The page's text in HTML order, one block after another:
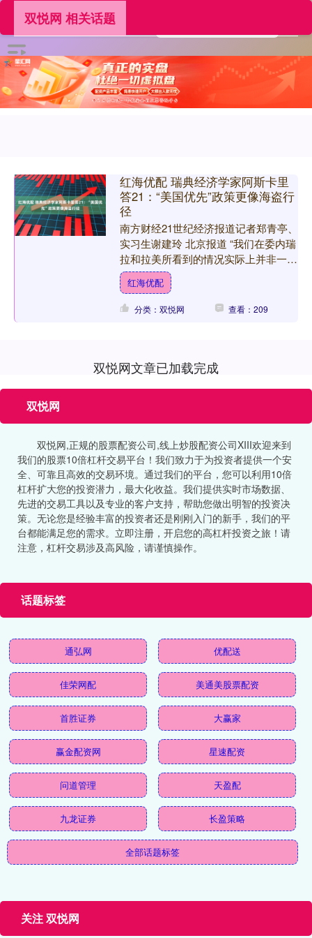
双悦网 相关话题
红海优配 瑞典经济学家阿斯卡里
答21：“美国优先”政策更像海盗行
径
南方财经21世纪经济报道记者郑青亭、
实习生谢建玲 北京报道 “我们在委内瑞
拉和拉美所看到的情况实际上并非一种
战略——它更像是海盗行径。其核心在
于攫取资产并干涉他....
红海优配
分类：双悦网 查看：209
双悦网文章已加载完成
双悦网
双悦网,正规的股票配资公司,线上炒股配资公司XIII‌欢迎来到
我们的股票10倍杠杆交易平台！我们致力于为投资者提供一个安
全、可靠且高效的交易环境。通过我们的平台，您可以利用10倍
杠杆扩大您的投资潜力，最大化收益。我们提供实时市场数据、
先进的交易工具以及专业的客户支持，帮助您做出明智的投资决
策。无论您是经验丰富的投资者还是刚刚入门的新手，我们的平
台都能满足您的需求。立即注册，开启您的高杠杆投资之旅！请
注意，杠杆交易涉及高风险，请谨慎操作。
话题标签
通弘网 优配送
佳荣网配 美通美股票配资
首胜证券 大赢家
赢金配资网 星速配资
问道管理 天盈配
九龙证券 长盈策略
全部话题标签
关注 双悦网